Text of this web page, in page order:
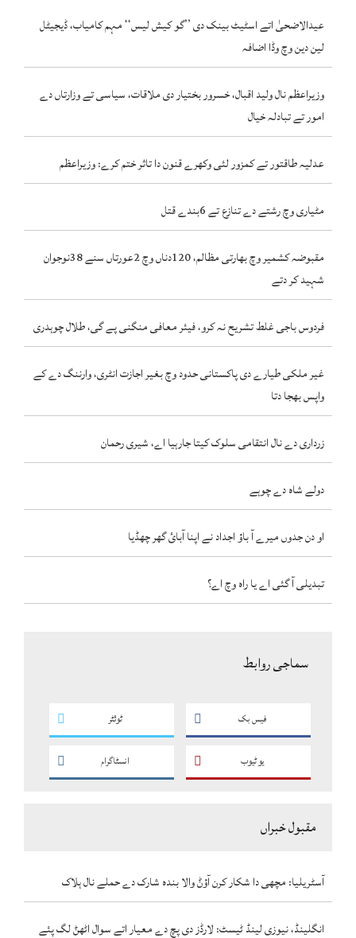
عیدالاضحیٰ اتے اسٹیٹ بینک دی ’’گو کیش لیس‘‘ مہم کامیاب، ڈیجیٹل
لین دین وچ وڈا اضافہ
وزیراعظم نال ولید اقبال، خسرور بختیار دی ملاقات، سیاسی تے وزارتاں دے
امور تے تبادلہ خیال
عدلیہ طاقتور تے کمزور لئی وکھرے قنون دا تاثر ختم کرے: وزیراعظم
مٹیاری وچ رشتے دے تنازع تے 6بندے قتل
مقبوضہ کشمیر وچ بھارتی مظالم، 120دناں وچ 2عورتاں سنے 38نوجوان
شہید کر دتے
فردوس باجی غلط تشریح نہ کرو، فیئر معافی منگنی پے گی، طلال چوہدری
غیر ملکی طیارے دی پاکستانی حدود وچ بغیر اجازت انٹری، وارننگ دے کے
واپس بھجا دتا
زرداری دے نال انتقامی سلوک کیتا جارہیا اے، شیری رحمان
دولے شاہ دے چوہے
او دن جدوں میرے آ باؤ اجداد نے اپنا آبائ گھر چھڈیا
تبدیلی آ گئی اے یا راہ وچ اے؟
سماجی روابط
فیس بک ٹوئٹر
یو ٹیوب انسٹاگرام
مقبول خبراں
آسٹریلیا: مچھی دا شکار کرن آؤݨ والا بندہ شارک دے حملے نال ہلاک
انگلینڈ، نیوزی لینڈ ٹیسٹ: لارڈز دی پچ دے معیار اتے سوال اٹھݨ لگ پئے